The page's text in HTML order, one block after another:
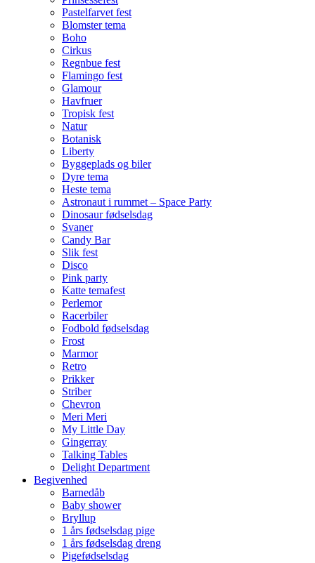
Pastelfarvet fest
Blomster tema
Boho
Cirkus
Regnbue fest
Flamingo fest
Glamour
Havfruer
Tropisk fest
Natur
Botanisk
Liberty
Byggeplads og biler
Dyre tema
Heste tema
Astronaut i rummet – Space Party
Dinosaur fødselsdag
Svaner
Candy Bar
Slik fest
Disco
Pink party
Katte temafest
Perlemor
Racerbiler
Fodbold fødselsdag
Frost
Marmor
Retro
Prikker
Striber
Chevron
Meri Meri
My Little Day
Gingerray
Talking Tables
Delight Department
Begivenhed
Barnedåb
Baby shower
Bryllup
1 års fødselsdag pige
1 års fødselsdag dreng
Pigefødselsdag